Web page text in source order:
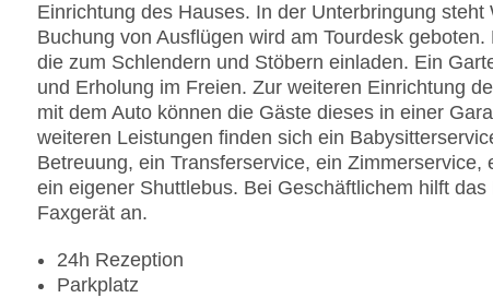
Einrichtung des Hauses. In der Unterbringung
Buchung von Ausflügen wird am Tourdesk
die zum Schlendern und Stöbern einladen. Ein
und Erholung im Freien. Zur weiteren Einrichtung
mit dem Auto können die Gäste dieses in einer
weiteren Leistungen finden sich ein
Betreuung, ein Transferservice, ein
ein eigener Shuttlebus. Bei Geschäftlichem hilft
Faxgerät an.
24h Rezeption
Parkplatz